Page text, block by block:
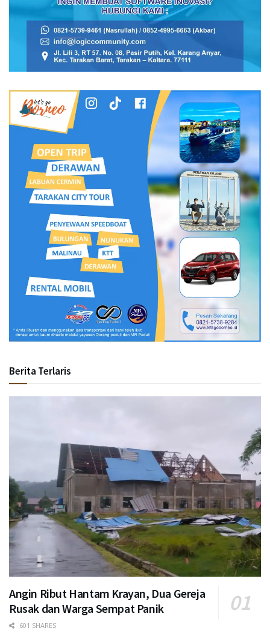
Berita Terlaris
Angin Ribut Hantam Krayan, Dua Gereja
Rusak dan Warga Sempat Panik
601 SHARES